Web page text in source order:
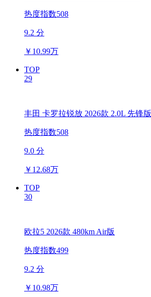
热度指数508
9.2 分
￥ 10.99万
TOP
29
丰田 卡罗拉锐放 2026款 2.0L 先锋版
热度指数508
9.0 分
￥ 12.68万
TOP
30
欧拉5 2026款 480km Air版
热度指数499
9.2 分
￥ 10.98万